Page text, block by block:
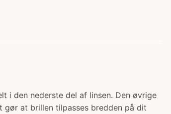
i den nederste del af linsen. Den øvrige
gør at brillen tilpasses bredden på dit